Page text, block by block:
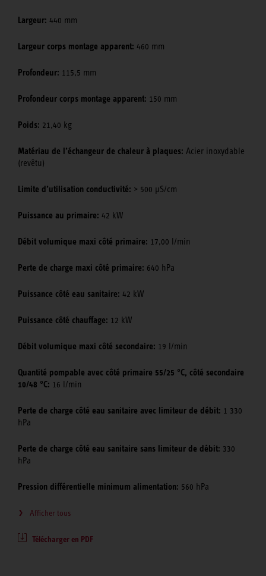
Largeur: 440 mm
Largeur corps montage apparent: 460 mm
Profondeur: 115,5 mm
Profondeur corps montage apparent: 150 mm
Poids: 21,40 kg
Matériau de l’échangeur de chaleur à plaques: Acier inoxydable
(revêtu)
Limite d’utilisation conductivité: > 500 μS/cm
Puissance au primaire: 42 kW
Débit volumique maxi côté primaire: 17,00 l/min
Perte de charge maxi côté primaire: 640 hPa
Puissance côté eau sanitaire: 42 kW
Puissance côté chauffage: 12 kW
Débit volumique maxi côté secondaire: 19 l/min
Quantité pompable avec côté primaire 55/25 °C, côté secondaire
10/48 °C: 16 l/min
Perte de charge côté eau sanitaire avec limiteur de débit: 1 330
hPa
Perte de charge côté eau sanitaire sans limiteur de débit: 330
hPa
Pression différentielle minimum alimentation: 560 hPa
Afficher tous
Télécharger en PDF